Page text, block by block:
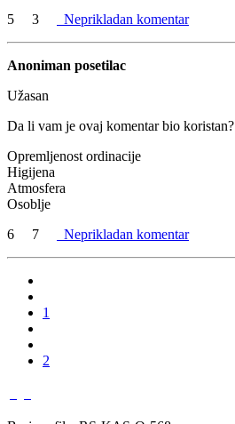
5
3 Neprikladan komentar
Anoniman posetilac
Užasan
Da li vam je ovaj komentar bio koristan?
Opremljenost ordinacije
Higijena
Atmosfera
Osoblje
6
7 Neprikladan komentar
1
2